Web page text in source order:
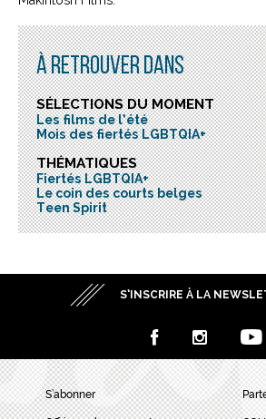
À RETROUVER DANS
SÉLECTIONS DU MOMENT
Les films de l’été
Mois des fiertés LGBTQIA+
THÉMATIQUES
Fiertés LGBTQIA+
Le coin des courts belges
Teen Spirit
S’INSCRIRE À LA
S’abonner